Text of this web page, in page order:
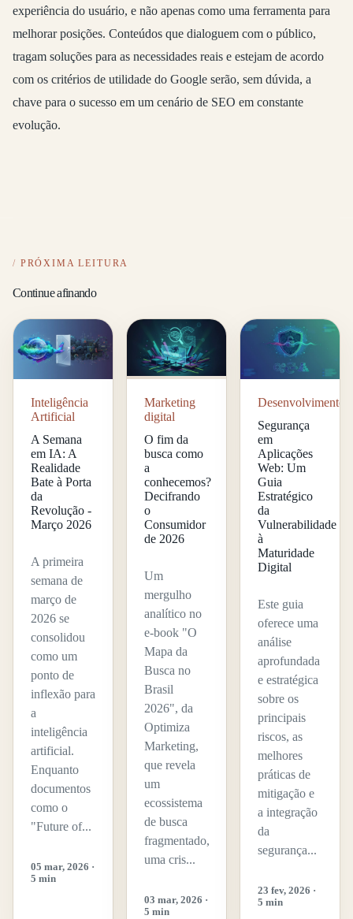
experiência do usuário, e não apenas como uma ferramenta para
melhorar posições. Conteúdos que dialoguem com o público,
tragam soluções para as necessidades reais e estejam de acordo
com os critérios de utilidade do Google serão, sem dúvida, a
chave para o sucesso em um cenário de SEO em constante
evolução.
PRÓXIMA LEITURA
Continue afinando
Inteligência
Artificial
A Semana
em IA: A
Realidade
Bate à Porta
da
Revolução -
Março 2026
A primeira
semana de
março de
2026 se
consolidou
como um
ponto de
inflexão para
a
inteligência
artificial.
Enquanto
documentos
como o
"Future of...
05 mar, 2026 ·
5 min
Marketing
digital
O fim da
busca como
a
conhecemos?
Decifrando
o
Consumidor
de 2026
Um
mergulho
analítico no
e-book "O
Mapa da
Busca no
Brasil
2026", da
Optimiza
Marketing,
que revela
um
ecossistema
de busca
fragmentado,
uma cris...
03 mar, 2026 ·
5 min
Desenvolvimento
Segurança
em
Aplicações
Web: Um
Guia
Estratégico
da
Vulnerabilidade
à
Maturidade
Digital
Este guia
oferece uma
análise
aprofundada
e estratégica
sobre os
principais
riscos, as
melhores
práticas de
mitigação e
a integração
da
segurança...
23 fev, 2026 ·
5 min